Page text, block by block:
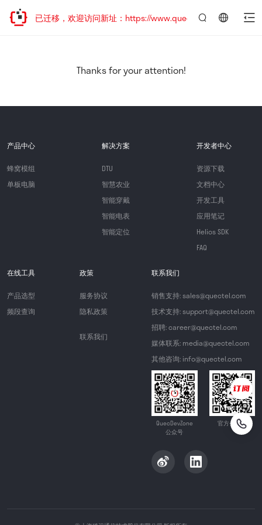
网站地址已迁移，欢迎访问新址：https://www.quectel.com.cn
Thanks for your attention!
产品中心
蜂窝模组
单板电脑
解决方案
DTU
智慧农业
智能穿戴
智能电表
智能定位
开发者中心
资源下载
文档中心
开发工具
应用笔记
Helios SDK
FAQ
在线工具
产品选型
频段查询
政策
服务协议
隐私政策
联系我们
联系我们
销售支持: sales@quectel.com
技术支持: support@quectel.com
招聘: career@quectel.com
媒体联系: media@quectel.com
其他咨询: info@quectel.com
QuecDevZone
公众号
官方公众号